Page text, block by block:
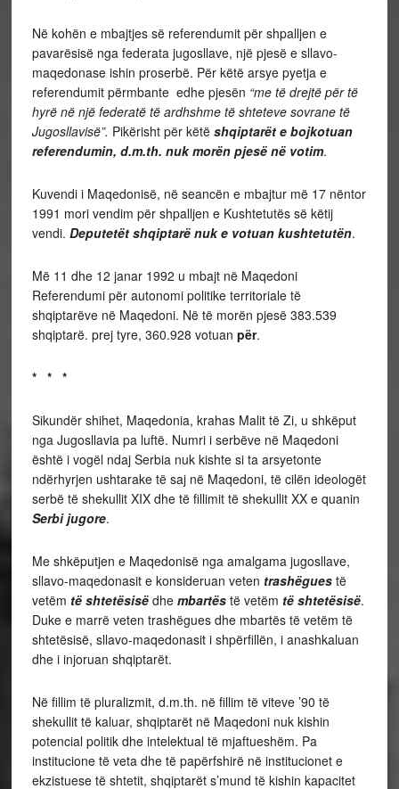
Në kohën e mbajtjes së referendumit për shpalljen e
pavarësisë nga federata jugosllave, një pjesë e sllavo-
maqedonase ishin proserbë. Për këtë arsye pyetja e
referendumit përmbante edhe pjesën “me të drejtë për të
hyrë në një federatë të ardhshme të shteteve sovrane të
Jugosllavisë”. Pikërisht për këtë shqiptarët e bojkotuan
referendumin, d.m.th. nuk morën pjesë në votim.
Kuvendi i Maqedonisë, në seancën e mbajtur më 17 nëntor
1991 mori vendim për shpalljen e Kushtetutës së këtij
vendi. Deputetët shqiptarë nuk e votuan kushtetutën.
Më 11 dhe 12 janar 1992 u mbajt në Maqedoni
Referendumi për autonomi politike territoriale të
shqiptarëve në Maqedoni. Në të morën pjesë 383.539
shqiptarë. prej tyre, 360.928 votuan për.
* * *
Sikundër shihet, Maqedonia, krahas Malit të Zi, u shkëput
nga Jugosllavia pa luftë. Numri i serbëve në Maqedoni
është i vogël ndaj Serbia nuk kishte si ta arsyetonte
ndërhyrjen ushtarake të saj në Maqedoni, të cilën ideologët
serbë të shekullit XIX dhe të fillimit të shekullit XX e quanin
Serbi jugore.
Me shkëputjen e Maqedonisë nga amalgama jugosllave,
sllavo-maqedonasit e konsideruan veten trashëgues të
vetëm të shtetësisëdhe mbartëstë vetëm të shtetësisë.
Duke e marrë veten trashëgues dhe mbartës të vetëm të
shtetësisë, sllavo-maqedonasit i shpërfillën, i anashkaluan
dhe i injoruan shqiptarët.
Në fillim të pluralizmit, d.m.th. në fillim të viteve ’90 të
shekullit të kaluar, shqiptarët në Maqedoni nuk kishin
potencial politik dhe intelektual të mjaftueshëm. Pa
institucione të veta dhe të papërfshirë në institucionet e
ekzistuese të shtetit, shqiptarët s’mund të kishin kapacitet